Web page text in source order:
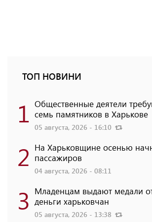
ТОП НОВИНИ
1 Общественные деятели
семь памятников в Харькове
05 августа, 2026 - 16:10
2 На Харьковщине осенью
пассажиров
04 августа, 2026 - 08:11
3 Младенцам выдают медали
деньги харьковчан
05 августа, 2026 - 13:38